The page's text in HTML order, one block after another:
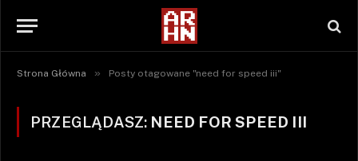
Strona Główna » Posty otagowane "need for speed iii"
PRZEGLĄDASZ: NEED FOR SPEED III